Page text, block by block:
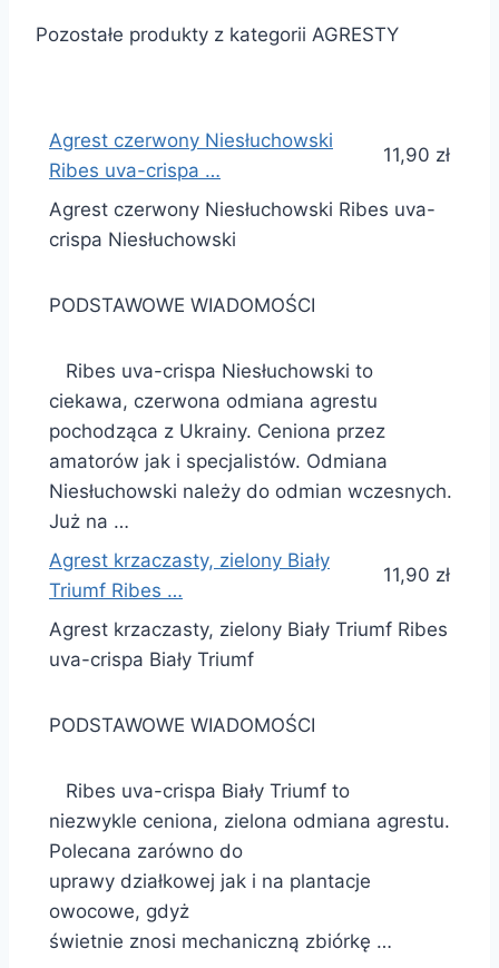
Pozostałe produkty z kategorii AGRESTY
Agrest czerwony Niesłuchowski
Ribes uva-crispa …
11,90 zł
Agrest czerwony Niesłuchowski Ribes uva-
crispa Niesłuchowski
PODSTAWOWE WIADOMOŚCI
Ribes uva-crispa Niesłuchowski to
ciekawa, czerwona odmiana agrestu
pochodząca z Ukrainy. Ceniona przez
amatorów jak i specjalistów. Odmiana
Niesłuchowski należy do odmian wczesnych.
Już na …
Agrest krzaczasty, zielony Biały
Triumf Ribes …
11,90 zł
Agrest krzaczasty, zielony Biały Triumf Ribes
uva-crispa Biały Triumf
PODSTAWOWE WIADOMOŚCI
Ribes uva-crispa Biały Triumf to
niezwykle ceniona, zielona odmiana agrestu.
Polecana zarówno do
uprawy działkowej jak i na plantacje
owocowe, gdyż
świetnie znosi mechaniczną zbiórkę …